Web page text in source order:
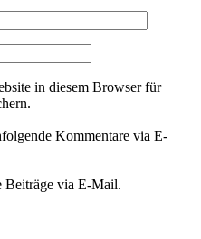
in diesem Browser für
Kommentare via E-
Beiträge via E-Mail.